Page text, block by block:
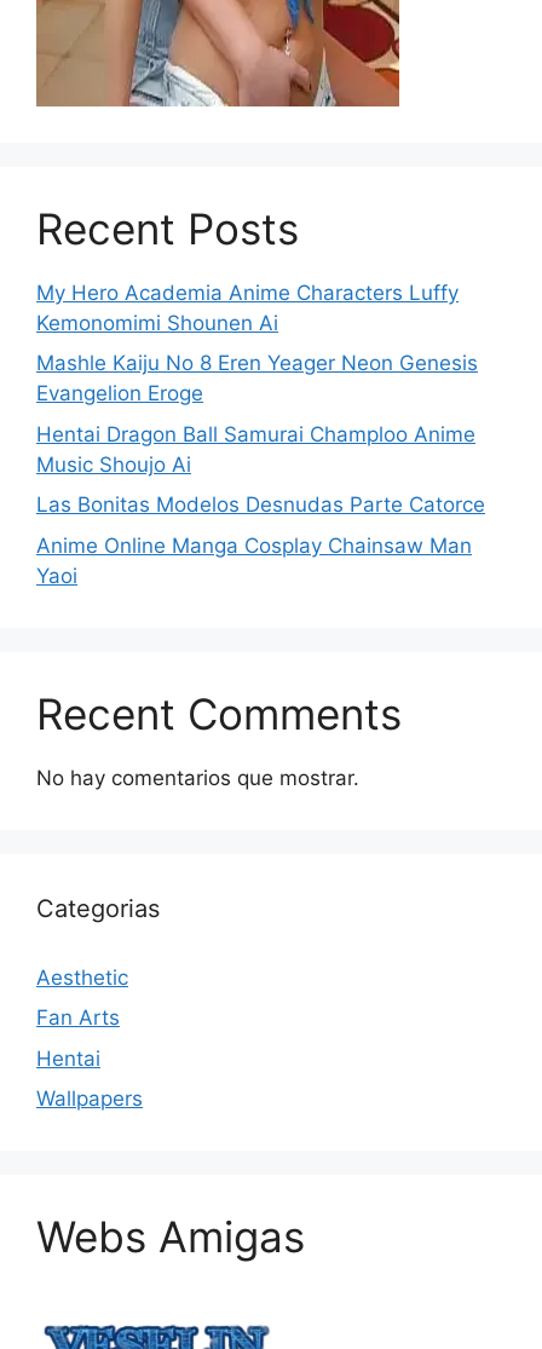
Recent Posts
My Hero Academia Anime Characters Luffy
Kemonomimi Shounen Ai
Mashle Kaiju No 8 Eren Yeager Neon Genesis
Evangelion Eroge
Hentai Dragon Ball Samurai Champloo Anime
Music Shoujo Ai
Las Bonitas Modelos Desnudas Parte Catorce
Anime Online Manga Cosplay Chainsaw Man
Yaoi
Recent Comments
No hay comentarios que mostrar.
Categorias
Aesthetic
Fan Arts
Hentai
Wallpapers
Webs Amigas